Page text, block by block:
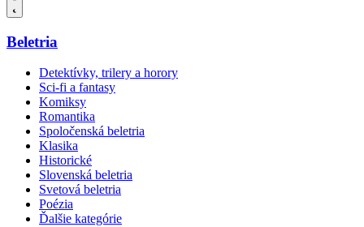
Beletria
Detektívky, trilery a horory
Sci-fi a fantasy
Komiksy
Romantika
Spoločenská beletria
Klasika
Historické
Slovenská beletria
Svetová beletria
Poézia
Ďalšie kategórie